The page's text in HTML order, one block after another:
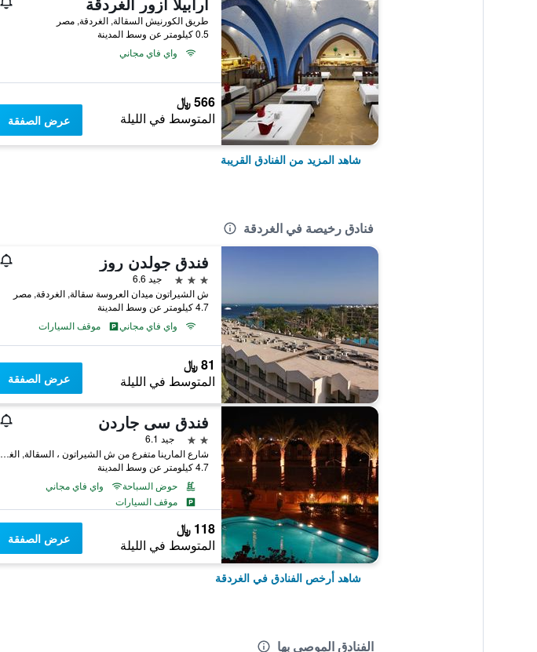
طريق الكورنيش السقالة, الغردقة, مصر
0.5 كيلومتر عن وسط المدينة
واي فاي مجاني
566 ﷼
المتوسط في الليلة عرض الصفقة
شاهد المزيد من الفنادق القريبة
فنادق رخيصة في الغردقة
فندق جولدن روز
3 نجوم
جيد 6.6
ش الشيراتون ميدان العروسة سقالة, الغردقة, مصر
4.7 كيلومتر عن وسط المدينة
واي فاي مجاني
موقف السيارات
81 ﷼
المتوسط في الليلة عرض الصفقة
فندق سى جاردن
2 نجمتين
جيد 6.1
شارع المارينا متفرع من ش الشيراتون ، السقالة, الغردقة, مصر
4.7 كيلومتر عن وسط المدينة
حوض السباحة
واي فاي مجاني
موقف السيارات
118 ﷼
المتوسط في الليلة عرض الصفقة
شاهد أرخص الفنادق في الغردقة
الفنادق الموصى بها